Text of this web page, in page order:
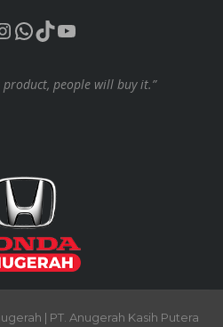
WhatsApp
TikTok
YouTube
people will buy it.”
| PT. Anugerah Kasih Putera